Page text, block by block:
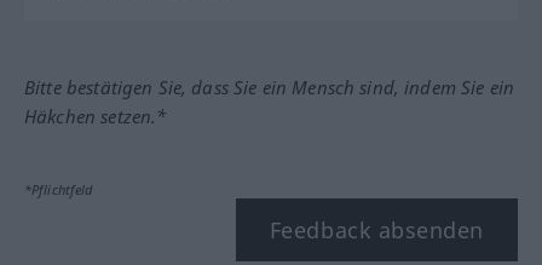
Bitte bestätigen Sie, dass Sie ein Mensch sind, indem Sie ein
Häkchen setzen.*
*Pflichtfeld
Feedback absenden